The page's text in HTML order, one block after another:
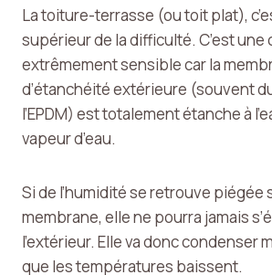
La toiture-terrasse (ou toit plat),
supérieur de la difficulté. C’est
extrêmement sensible car la
d’étanchéité extérieure (souvent
l’EPDM) est totalement étanche à
vapeur d’eau.
Si de l’humidité se retrouve piégée
membrane, elle ne pourra jamais
l’extérieur. Elle va donc condenser
que les températures baissent.